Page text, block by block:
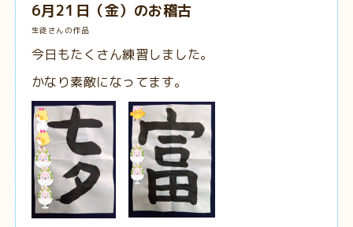
6月21日（金）のお稽古
生徒さんの作品
今日もたくさん練習しました。
かなり素敵になってます。